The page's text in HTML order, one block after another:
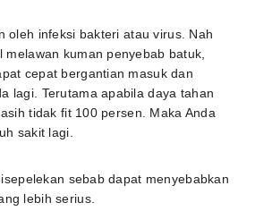
oleh infeksi bakteri atau virus. Nah
kuman penyebab batuk,
cepat bergantian masuk dan
lagi. Terutama apabila daya tahan
tidak fit 100 persen. Maka Anda
sakit lagi.
sebab dapat menyebabkan
lebih serius.